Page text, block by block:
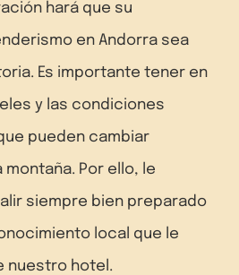
hará que su
en Andorra sea
Es importante tener en
y las condiciones
pueden cambiar
Por ello, le
siempre bien preparado
local que le
nuestro hotel.